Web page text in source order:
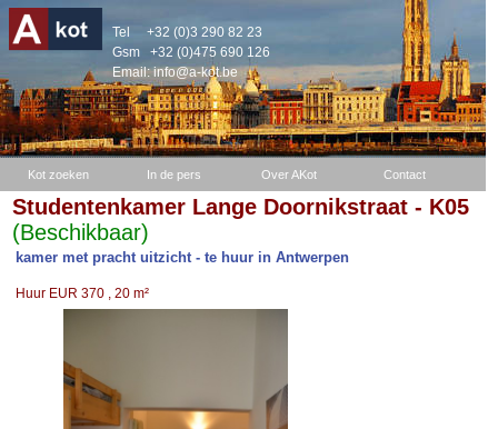
Tel +32 (0)3 290 82 23
Gsm
+32 (0)475 690 126
Email:info@a-kot.be
Kot zoeken In de pers Over AKot Contact
Studentenkamer Lange Doornikstraat - K05
(Beschikbaar)
kamer met pracht uitzicht - te huur in Antwerpen
Huur EUR 370 , 20 m²